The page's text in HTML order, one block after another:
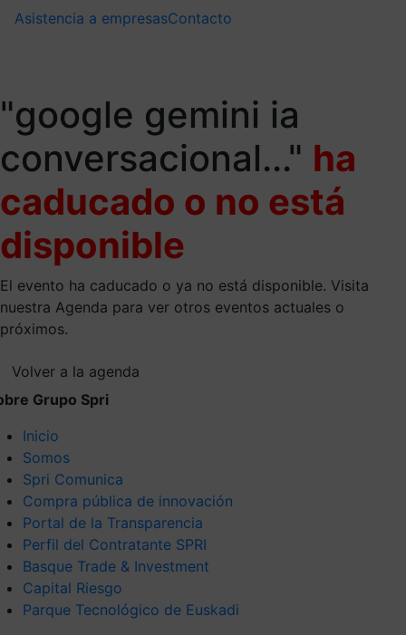
Asistencia a empresasContacto
"google gemini ia
conversacional..." ha
caducado o no está
disponible
El evento ha caducado o ya no está disponible. Visita
nuestra Agenda para ver otros eventos actuales o
próximos.
Volver a la agenda
Grupo Spri
Inicio
Somos
Spri Comunica
Compra pública de innovación
Portal de la Transparencia
Perfil del Contratante SPRI
Basque Trade & Investment
Capital Riesgo
Parque Tecnológico de Euskadi